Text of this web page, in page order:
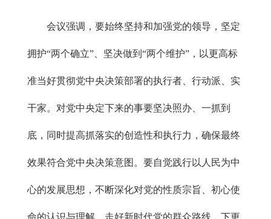
会议强调，要始终坚持和加强党的领导，坚定
拥护“两个确立”、坚决做到“两个维护”，以更高标
准当好贯彻党中央决策部署的执行者、行动派、实
干家。对党中央定下来的事要坚决照办、一抓到
底，同时提高抓落实的创造性和执行力，确保最终
效果符合党中央决策意图。要自觉践行以人民为中
心的发展思想，不断深化对党的性质宗旨、初心使
命的认识与理解，走好新时代党的群众路线，下更